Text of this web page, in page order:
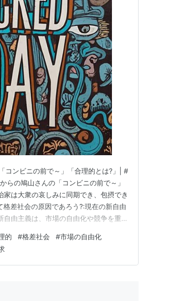
ンビニの前で～」「合理的とは?」| #
の鳩山さんの「コンビニの前で～」
は大衆の哀しみに同期でき、包摂でき
差社会の原因であろう?:現在の新自由
由主義は、市場の自由化や競争を重視
れています。で、合理的とはなんぞ
的 #格差社会 #市場の自由化